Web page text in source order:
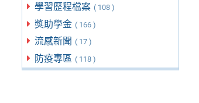
學習歷程檔案 ( 108 )
獎助學金 ( 166 )
流感新聞 ( 17 )
防疫專區 ( 118 )